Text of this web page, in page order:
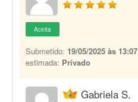
Aceita
Submetido: 19/05/2025 às 13:07
estimada: Privado
Gabriela S.